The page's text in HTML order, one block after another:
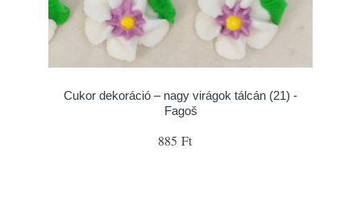
Cukor dekoráció – nagy virágok tálcán (21) -
Fagoš
885 Ft